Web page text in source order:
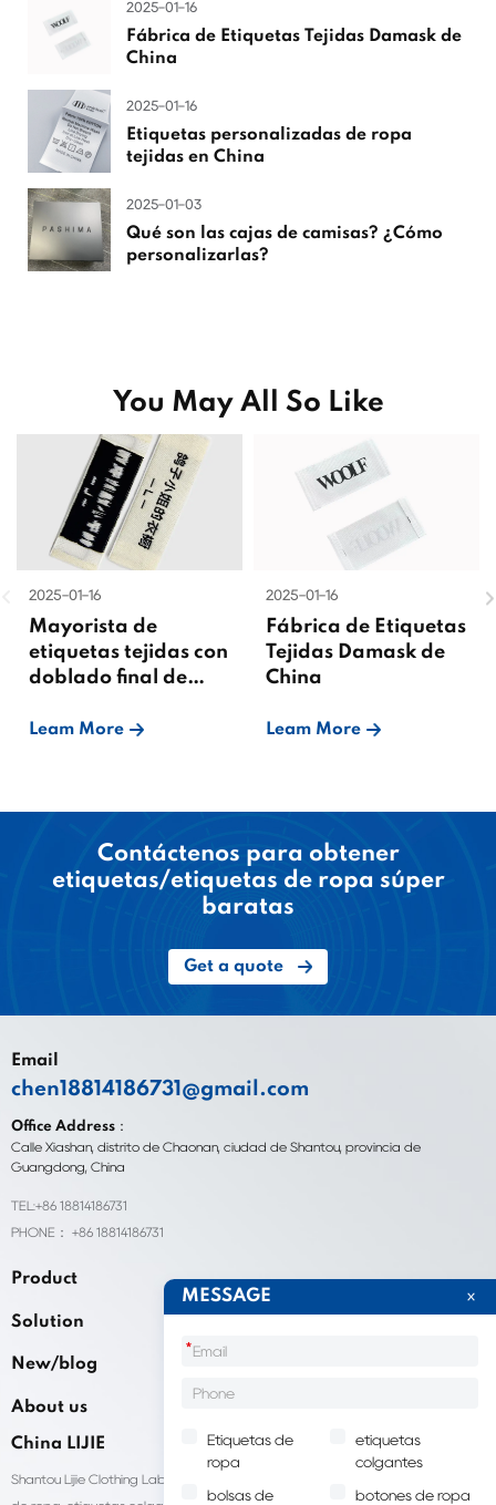
2025-01-16
Fábrica de Etiquetas Tejidas Damask de
China
2025-01-16
Etiquetas personalizadas de ropa
tejidas en China
2025-01-03
Qué son las cajas de camisas? ¿Cómo
personalizarlas?
You May All So Like
2025-01-16
Mayorista de
etiquetas tejidas con
doblado final de
Leam More
2025-01-16
Fábrica de Etiquetas
Tejidas Damask de
China
Leam More
Contáctenos para obtener
etiquetas/etiquetas de ropa súper
baratas
Get a quote
Email
chen18814186731@gmail.com
Office Address：
Calle Xiashan, distrito de Chaonan, ciudad de Shantou, provincia de
Guangdong, China
TEL:+86 18814186731
PHONE： +86 18814186731
Product
Solution
New/blog
About us
China LIJIE
Shantou Lijie Clothing Labels brinda servicios personalizados para etiquetas
MESSAGE
*
Etiquetas de
ropa
etiquetas
colgantes
bolsas de botones de ropa